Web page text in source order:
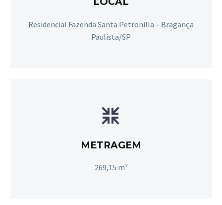
Residencial Fazenda Santa Petronilla – Bragança
Paulista/SP


METRAGEM
269,15 m²